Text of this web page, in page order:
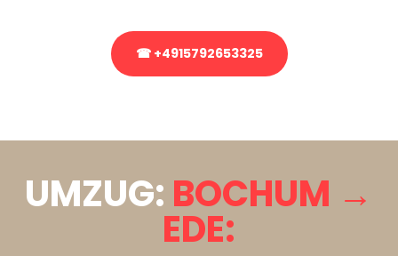
☎ +4915792653325
UMZUG: BOCHUM →
EDE: